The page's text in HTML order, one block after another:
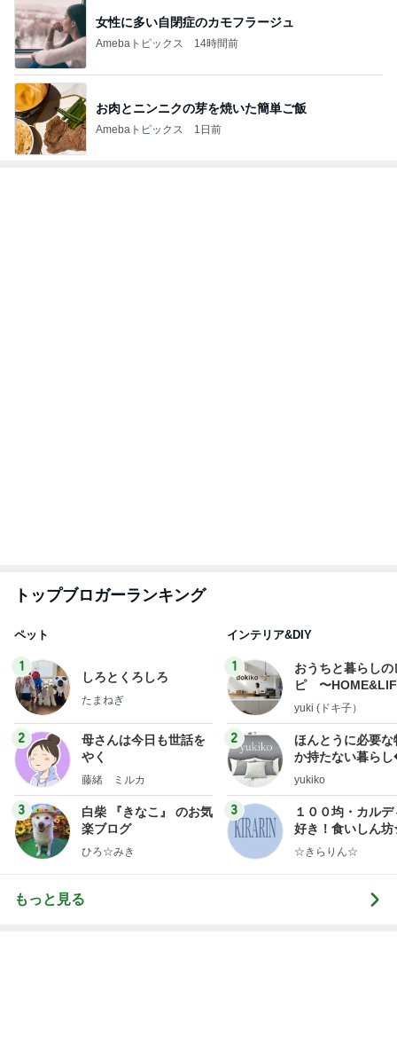
女性に多い自閉症のカモフラージュ
Amebaトピックス 14時間前
お肉とニンニクの芽を焼いた簡単ご飯
Amebaトピックス 1日前
トップブロガーランキング
ペット
1
しろとくろしろ
たまねぎ
2
母さんは今日も世話を
やく
藤緒 ミルカ
3
白柴 『きなこ』 のお気
楽ブログ
ひろ☆みき
インテリア&DIY
1
おうちと暮らしの
ピ 〜
yuki (ドキ子）
2
ほんとうに必要な
か持たない暮ら
ep Life Simple◆
yukiko
3
１００均・カルデ
好き！食いしん
らりん☆のブログ
☆きらりん☆
もっと見る